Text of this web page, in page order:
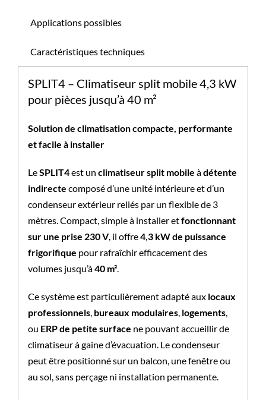
Applications possibles
Caractéristiques techniques
SPLIT4 – Climatiseur split mobile 4,3 kW
pour pièces jusqu’à 40 m²
Solution de climatisation compacte, performante
et facile à installer
LeSPLIT4est un climatiseur split mobile àdétente
indirecte composé d’une unité intérieure et d’un
condenseur extérieur reliés par un flexible de 3
mètres. Compact, simple à installer etfonctionnant
sur une prise 230 V, il offre4,3 kW de puissance
frigorifique pour rafraîchir efficacement des
volumes jusqu’à40 m².
Ce système est particulièrement adapté aux locaux
professionnels, bureaux modulaires, logements,
ou ERP de petite surface ne pouvant accueillir de
climatiseur à gaine d’évacuation. Le condenseur
peut être positionné sur un balcon, une fenêtre ou
au sol, sans perçage ni installation permanente.